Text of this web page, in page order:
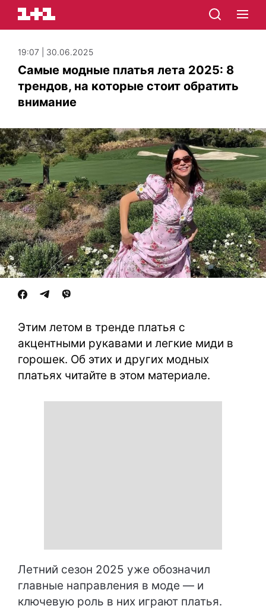
19:07 | 30.06.2025
Самые модные платья лета 2025: 8
трендов, на которые стоит обратить
внимание
Этим летом в тренде платья с
акцентными рукавами и легкие миди в
горошек. Об этих и других модных
платьях читайте в этом материале.
Летний сезон 2025 уже обозначил
главные направления в моде — и
ключевую роль в них играют платья.